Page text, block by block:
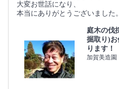
大変お世話になり、
本当にありがとうございました。
庭木の伐
掘取り)
ります！
加賀美造園